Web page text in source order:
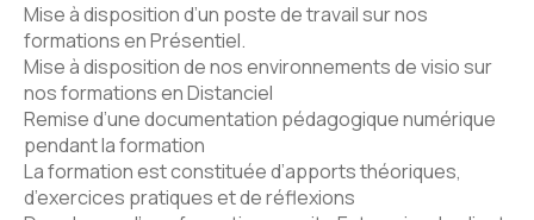
Mise à disposition d’un poste de travail sur nos
formations en Présentiel.
Mise à disposition de nos environnements de visio sur
nos formations en Distanciel
Remise d’une documentation pédagogique numérique
pendant la formation
La formation est constituée d’apports théoriques,
d’exercices pratiques et de réflexions